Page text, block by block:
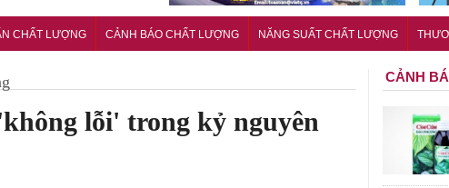
phục thị trường halal
CHẤT LƯỢNG CẢNH BÁO CHẤT LƯỢNG NĂNG SUẤT CHẤT LƯỢNG
lỗi' trong kỷ nguyên
CẢNH